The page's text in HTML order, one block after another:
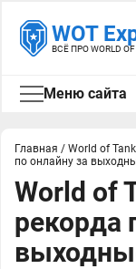
WOT
ВСЁ ПРО WORLD OF
Меню сайта
Главная / World of
по онлайну за
World of
рекорда